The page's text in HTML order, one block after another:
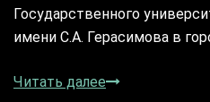
Государственного
имени С.А. Герасимова в
Читать далее